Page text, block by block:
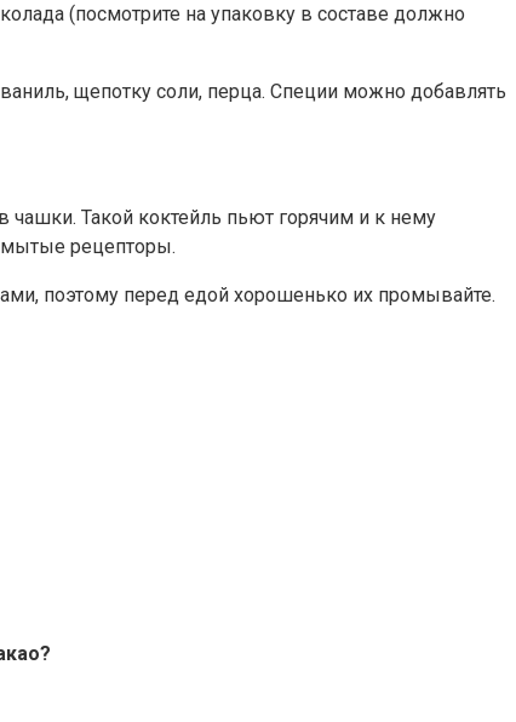
(посмотрите на упаковку в составе должно
щепотку соли, перца. Специи можно добавлять
чашки. Такой коктейль пьют горячим и к нему
рецепторы.
поэтому перед едой хорошенько их промывайте.